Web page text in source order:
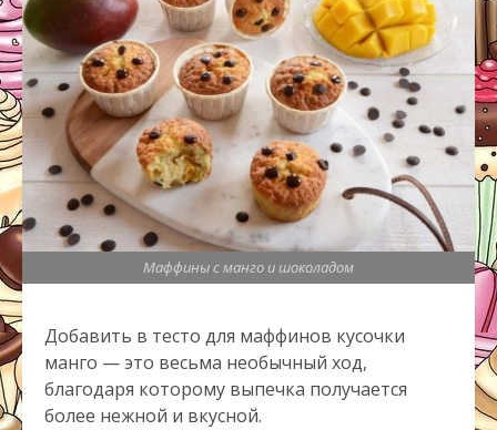
Маффины с манго и шоколадом
Добавить в тесто для маффинов кусочки
манго — это весьма необычный ход,
благодаря которому выпечка получается
более нежной и вкусной.